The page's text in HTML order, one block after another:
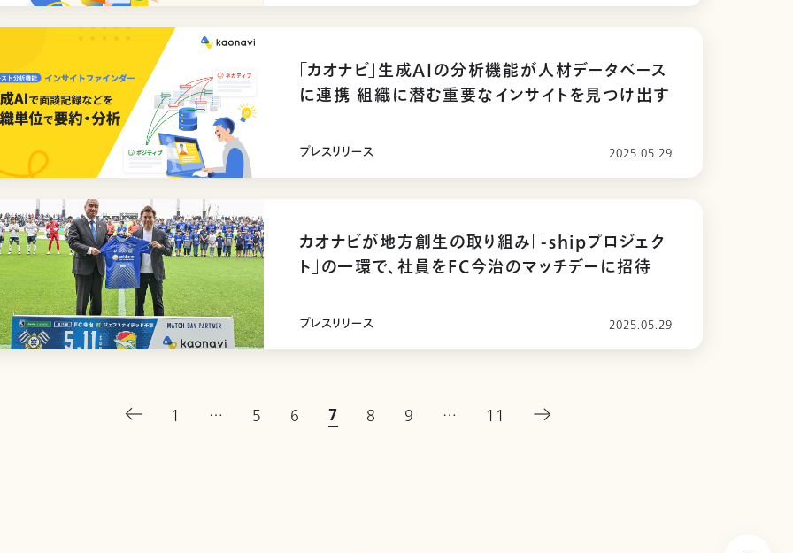
「カオナビ」生成AIの分析機能が人材データベース
に連携 組織に潜む重要なインサイトを見つけ出す
プレスリリース 2025.05.29
カオナビが地方創生の取り組み「-shipプロジェク
ト」の一環で、社員をFC今治のマッチデーに招待
プレスリリース 2025.05.29
1 … 5 6 7 8 9 … 11